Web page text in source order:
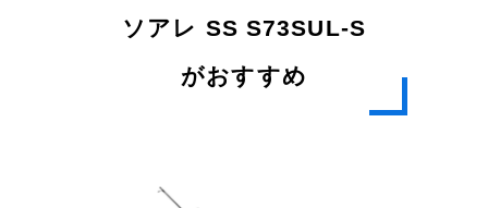
ソアレ SS S73SUL-S
がおすすめ